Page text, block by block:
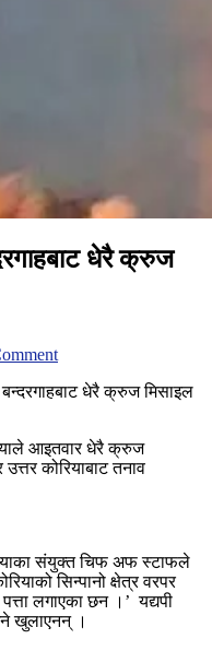
धेरै क्रुज
on
कोरियाद्दारा
बन्दरगाहबाट
धेरै
बन्दरगाहबाट धेरै क्रुज मिसाइल
आइतवार धेरै क्रुज
कोरियाबाट तनाव
संयुक्त चिफ अफ स्टाफले
सिन्पानो क्षेत्र वरपर
लगाएका छन ।’ यद्यपी
खुलाएनन् ।